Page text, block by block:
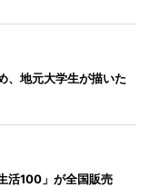
、地元大学生が描いた
活100」が全国販売